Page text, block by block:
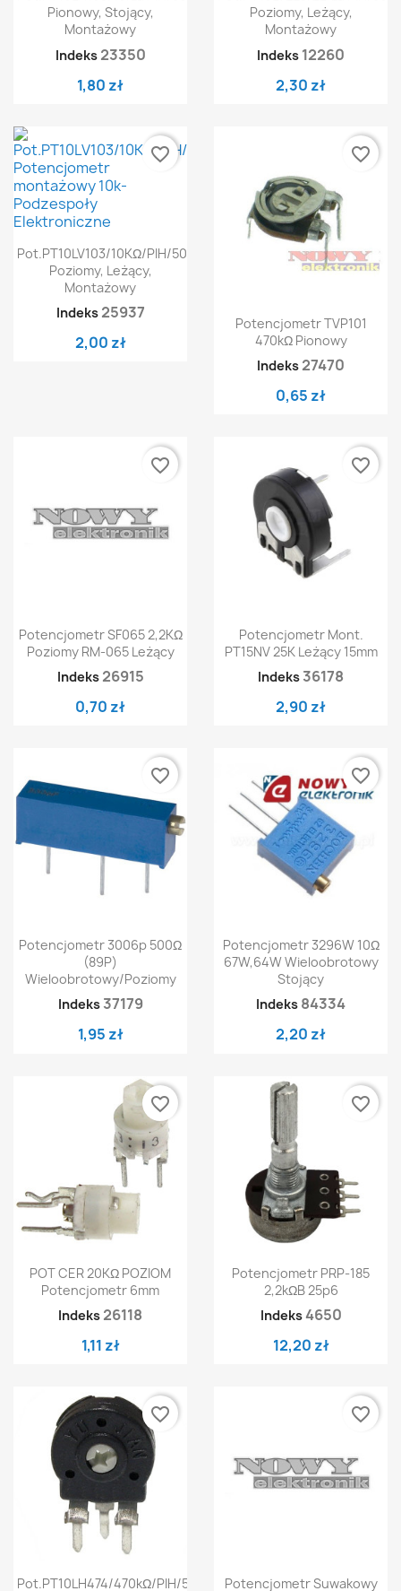
Pionowy, Stojący,
Montażowy
Indeks 23350
1,80 zł
Poziomy, Leżący,
Montażowy
Indeks 12260
2,30 zł
Pot.PT10LV103/10KΩ/PIH/500
Poziomy, Leżący,
Montażowy
Indeks 25937
2,00 zł
favorite_border
Potencjometr TVP101
470kΩ Pionowy
Indeks 27470
0,65 zł
favorite_border
Potencjometr SF065 2,2KΩ
Poziomy RM-065 Leżący
Indeks 26915
0,70 zł
favorite_border
Potencjometr Mont.
PT15NV 25K Leżący 15mm
Indeks 36178
2,90 zł
favorite_border
Potencjometr 3006p 500Ω
(89P)
Wieloobrotowy/poziomy
Indeks 37179
1,95 zł
favorite_border
Potencjometr 3296W 10Ω
67W,64W Wieloobrotowy
Stojący
Indeks 84334
2,20 zł
favorite_border
POT CER 20KΩ POZIOM
Potencjometr 6mm
Indeks 26118
1,11 zł
favorite_border
Potencjometr PRP-185
2,2kΩB 25p6
Indeks 4650
12,20 zł
favorite_border
Pot.PT10LH474/470kΩ/PIH/500
favorite_border
Potencjometr Suwakowy
favorite_border